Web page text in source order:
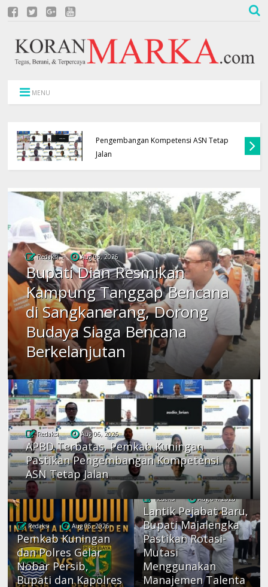
MENU
Pengembangan Kompetensi ASN Tetap
Jalan
Redaksi Aug 06, 2026
Bupati Dian Resmikan
Kampung Tanggap Bencana
di Sangkanerang, Dorong
Budaya Siaga Bencana
Berkelanjutan
Redaksi Aug 06, 2026
APBD Terbatas, Pemkab Kuningan
Pastikan Pengembangan Kompetensi
ASN Tetap Jalan
Redaksi Aug 05, 2026
Pemkab Kuningan
dan Polres Gelar
Nobar Persib,
Bupati dan Kapolres
Redaksi Aug 04, 2026
Lantik Pejabat Baru,
Bupati Majalengka
Pastikan Rotasi-
Mutasi
Menggunakan
Manajemen Talenta